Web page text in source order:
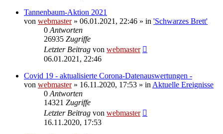
Tannenbaum-Aktion 2021
von webmaster» 06.01.2021, 22:46 » in 'Schwarzes Brett'
0 Antworten
26935 Zugriffe
Letzter Beitrag von webmaster
06.01.2021, 22:46
Covid 19 - aktualisierte Corona-Datenauswertungen -
von webmaster» 16.11.2020, 17:53 » in Aktuelle Ereignisse
0 Antworten
14321 Zugriffe
Letzter Beitrag von webmaster
16.11.2020, 17:53